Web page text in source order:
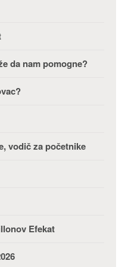
da nam pomogne?
vodič za početnike
Efekat